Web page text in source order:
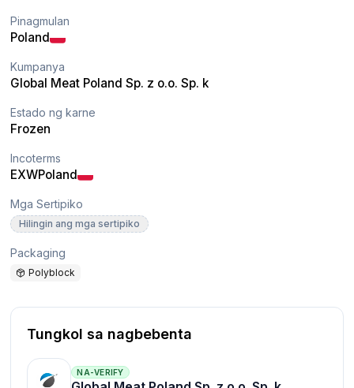
Pinagmulan
Poland
Kumpanya
Global Meat Poland Sp. z o.o. Sp. k
Estado ng karne
Frozen
Incoterms
EXWPoland
Mga Sertipiko
Hilingin ang mga sertipiko
Packaging
Polyblock
Tungkol sa nagbebenta
NA-VERIFY